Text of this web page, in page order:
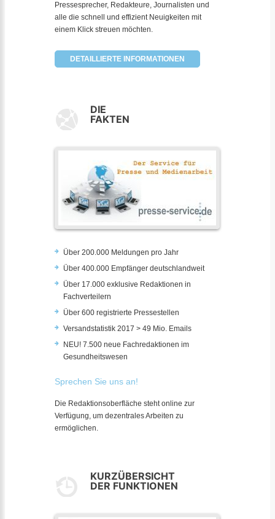
Pressesprecher, Redakteure, Journalisten und
alle die schnell und effizient Neuigkeiten mit
einem Klick streuen möchten.
DETAILLIERTE INFORMATIONEN
DIE
FAKTEN
Über 200.000 Meldungen pro Jahr
Über 400.000 Empfänger deutschlandweit
Über 17.000 exklusive Redaktionen in
Fachverteilern
Über 600 registrierte Pressestellen
Versandstatistik 2017 > 49 Mio. Emails
NEU! 7.500 neue Fachredaktionen im
Gesundheitswesen
Sprechen Sie uns an!
Die Redaktionsoberfläche steht online zur
Verfügung, um dezentrales Arbeiten zu
ermöglichen.
KURZÜBERSICHT
DER FUNKTIONEN